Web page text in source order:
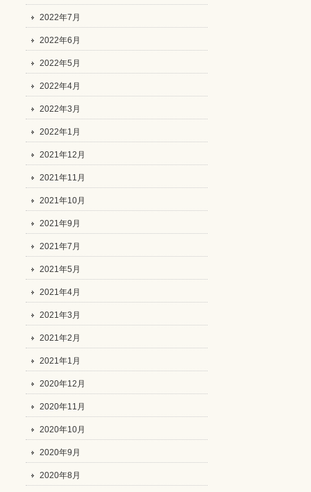
2022年7月
2022年6月
2022年5月
2022年4月
2022年3月
2022年1月
2021年12月
2021年11月
2021年10月
2021年9月
2021年7月
2021年5月
2021年4月
2021年3月
2021年2月
2021年1月
2020年12月
2020年11月
2020年10月
2020年9月
2020年8月